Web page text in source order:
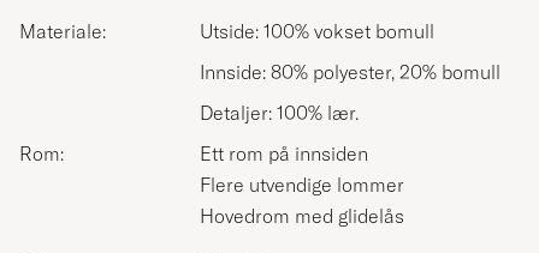
Materiale:
Utside: 100% vokset bomull
Innside: 80% polyester, 20% bomull
Detaljer: 100% lær.
Rom:
Ett rom på innsiden
Flere utvendige lommer
Hovedrom med glidelås